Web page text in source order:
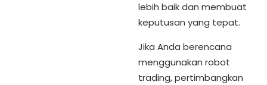
lebih baik dan membuat
keputusan yang tepat.
Jika Anda berencana
menggunakan robot
trading, pertimbangkan